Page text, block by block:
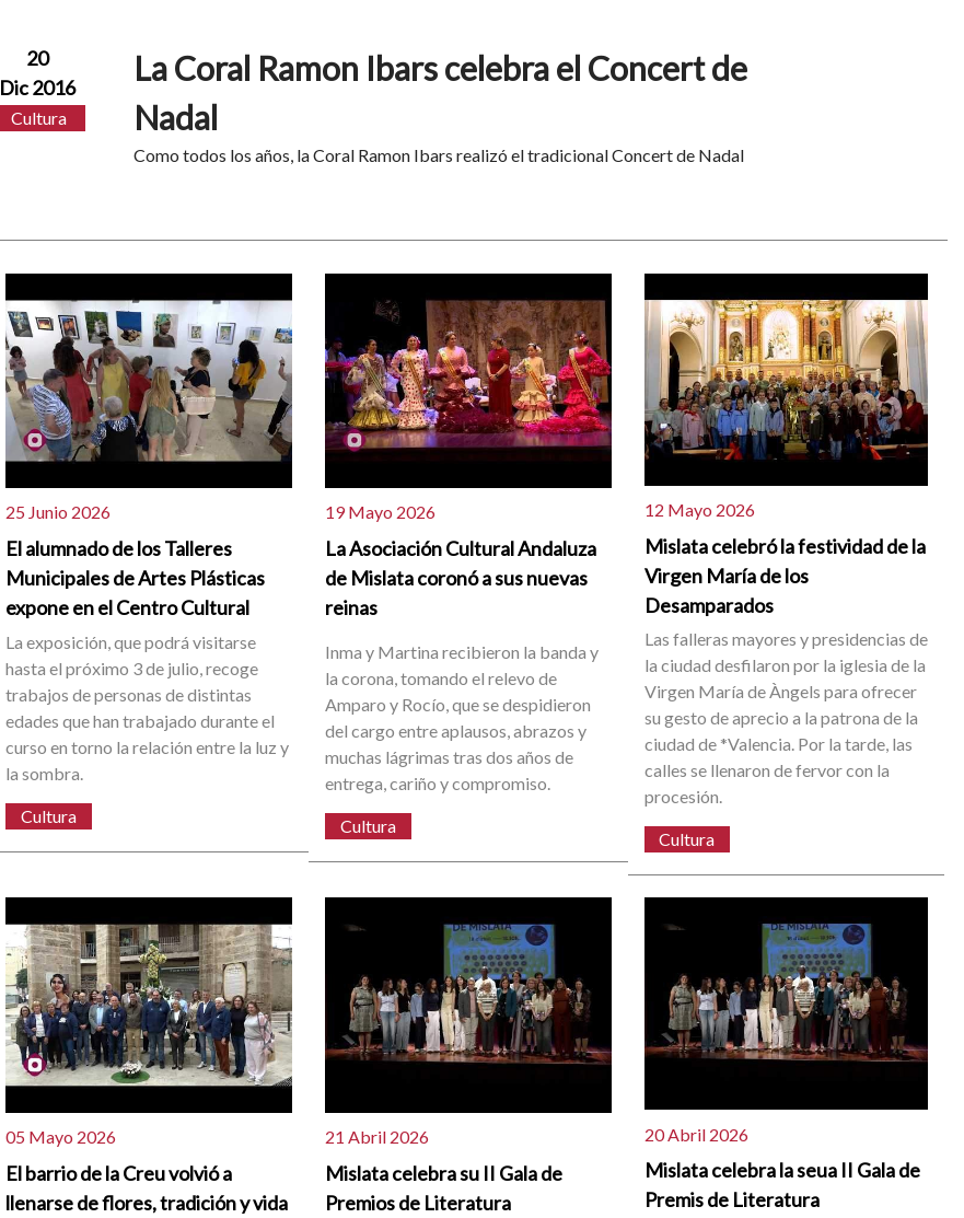
20
Dic 2016
Cultura
La Coral Ramon Ibars celebra el Concert de
Nadal
Como todos los años, la Coral Ramon Ibars realizó el tradicional Concert de Nadal
25 Junio 2026
El alumnado de los Talleres
Municipales de Artes Plásticas
expone en el Centro Cultural
La exposición, que podrá visitarse
hasta el próximo 3 de julio, recoge
trabajos de personas de distintas
edades que han trabajado durante el
curso en torno la relación entre la luz y
la sombra.
Cultura
19 Mayo 2026
La Asociación Cultural Andaluza
de Mislata coronó a sus nuevas
reinas
Inma y Martina recibieron la banda y
la corona, tomando el relevo de
Amparo y Rocío, que se despidieron
del cargo entre aplausos, abrazos y
muchas lágrimas tras dos años de
entrega, cariño y compromiso.
Cultura
12 Mayo 2026
Mislata celebró la festividad de la
Virgen María de los
Desamparados
Las falleras mayores y presidencias de
la ciudad desfilaron por la iglesia de la
Virgen María de Àngels para ofrecer
su gesto de aprecio a la patrona de la
ciudad de *Valencia. Por la tarde, las
calles se llenaron de fervor con la
procesión.
Cultura
05 Mayo 2026
El barrio de la Creu volvió a
llenarse de flores, tradición y vida
21 Abril 2026
Mislata celebra su II Gala de
Premios de Literatura
20 Abril 2026
Mislata celebra la seua II Gala de
Premis de Literatura